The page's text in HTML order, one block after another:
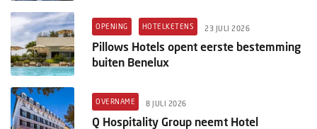
OPENING HOTELKETENS 23 JULI 2026
Pillows Hotels opent eerste bestemming
buiten Benelux
OVERNAME 8 JULI 2026
Q Hospitality Group neemt Hotel